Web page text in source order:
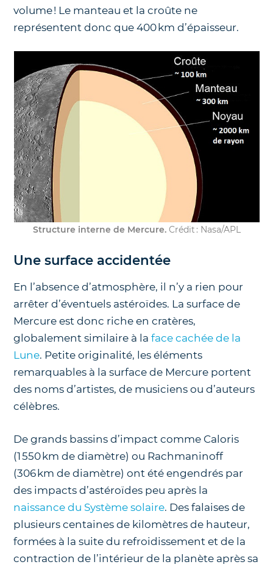
volume ! Le manteau et la croûte ne
représentent donc que 400 km d’épaisseur.
Structure interne de Mercure.Crédit : Nasa/APL
Une surface accidentée
En l’absence d’atmosphère, il n’y a rien pour
arrêter d’éventuels astéroïdes. La surface de
Mercure est donc riche en cratères,
globalement similaire à laface cachée de la
Lune. Petite originalité, les éléments
remarquables à la surface de Mercure portent
des noms d’artistes, de musiciens ou d’auteurs
célèbres.
De grands bassins d’impact comme Caloris
(1 550 km de diamètre) ou Rachmaninoff
(306 km de diamètre) ont été engendrés par
des impacts d’astéroïdes peu après la
naissance du Système solaire. Des falaises de
plusieurs centaines de kilomètres de hauteur,
formées à la suite du refroidissement et de la
contraction de l’intérieur de la planète après sa